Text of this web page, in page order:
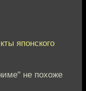
японского
не похоже